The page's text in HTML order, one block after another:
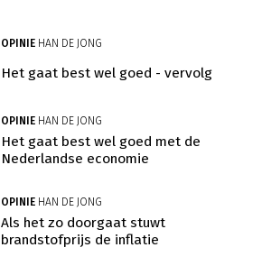
OPINIE HAN DE JONG
Het gaat best wel goed - vervolg
OPINIE HAN DE JONG
Het gaat best wel goed met de
Nederlandse economie
OPINIE HAN DE JONG
Als het zo doorgaat stuwt
brandstofprijs de inflatie